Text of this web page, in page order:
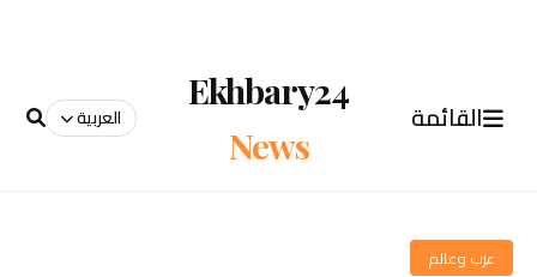
القائمة
Ekhbary24
News
العربية
عرب وعالم